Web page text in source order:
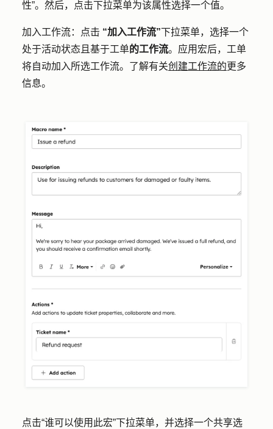
性”。然后，点击下拉菜单为该属性选择一个值。
加入工作流：点击 “加入工作流”下拉菜单，选择一个
处于活动状态且基于工单的工作流。应用宏后，工单
将自动加入所选工作流。了解有关创建工作流的更多
信息。
点击“谁可以使用此宏”下拉菜单，并选择一个共享选